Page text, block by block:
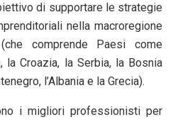
di supportare le strategie
nella macroregione
comprende Paesi come
la Croazia, la Serbia, la Bosnia
l’Albania e la Grecia).
i migliori professionisti per